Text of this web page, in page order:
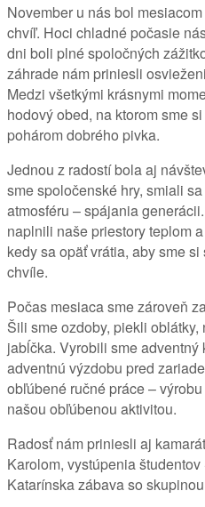
November u nás bol
chvíľ. Hoci chladné počasie
dni boli plné spoločných
záhrade nám priniesli
Medzi všetkými krásnymi
hodový obed, na ktorom sme
pohárom dobrého pivka.
Jednou z radostí bola aj
sme spoločenské hry, smiali
atmosféru – spájania
naplnili naše priestory teplom
kedy sa opäť vrátia, aby sme
chvíle.
Počas mesiaca sme zároveň
Šili sme ozdoby, piekli
jabĺčka. Vyrobili sme
adventnú výzdobu pred
obľúbené ručné práce –
našou obľúbenou aktivitou.
Radosť nám priniesli aj
Karolom, vystúpenia
Katarínska zábava so